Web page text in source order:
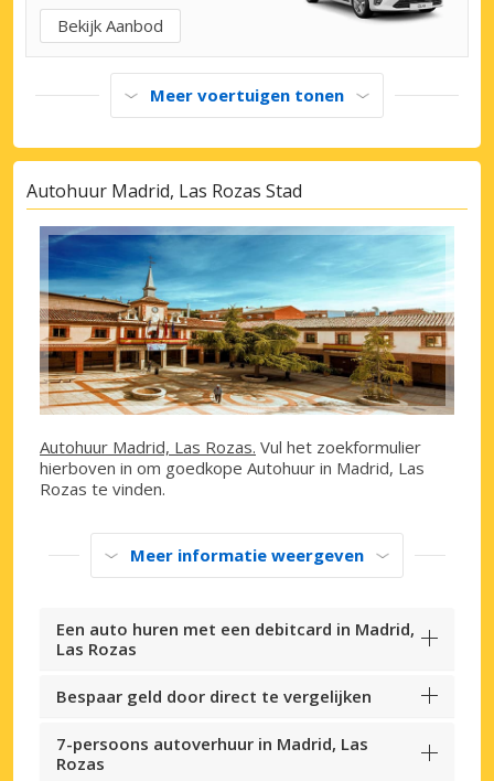
Bekijk Aanbod
Meer voertuigen tonen
Autohuur Madrid, Las Rozas Stad
Autohuur Madrid, Las Rozas. Vul het zoekformulier
hierboven in om goedkope Autohuur in Madrid, Las
Rozas te vinden.
Meer informatie weergeven
Een auto huren met een debitcard in Madrid,
Las Rozas
Bespaar geld door direct te vergelijken
7-persoons autoverhuur in Madrid, Las
Rozas